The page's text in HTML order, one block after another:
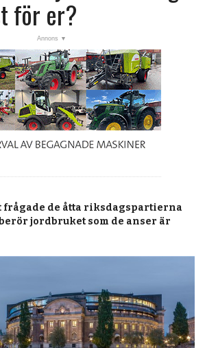
för er?
de åtta riksdagspartierna
jordbruket som de anser är